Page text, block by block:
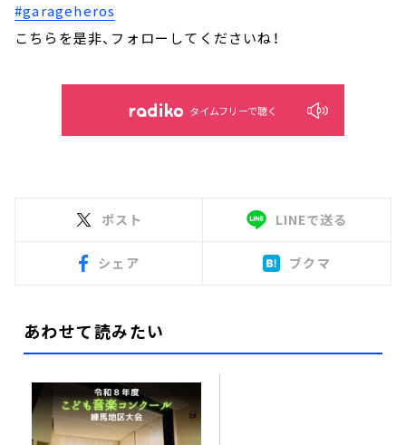
#garageheros
こちらを是非、フォローしてくださいね！
タイムフリーで聴く
ポスト LINEで送る
シェア ブクマ
あわせて読みたい